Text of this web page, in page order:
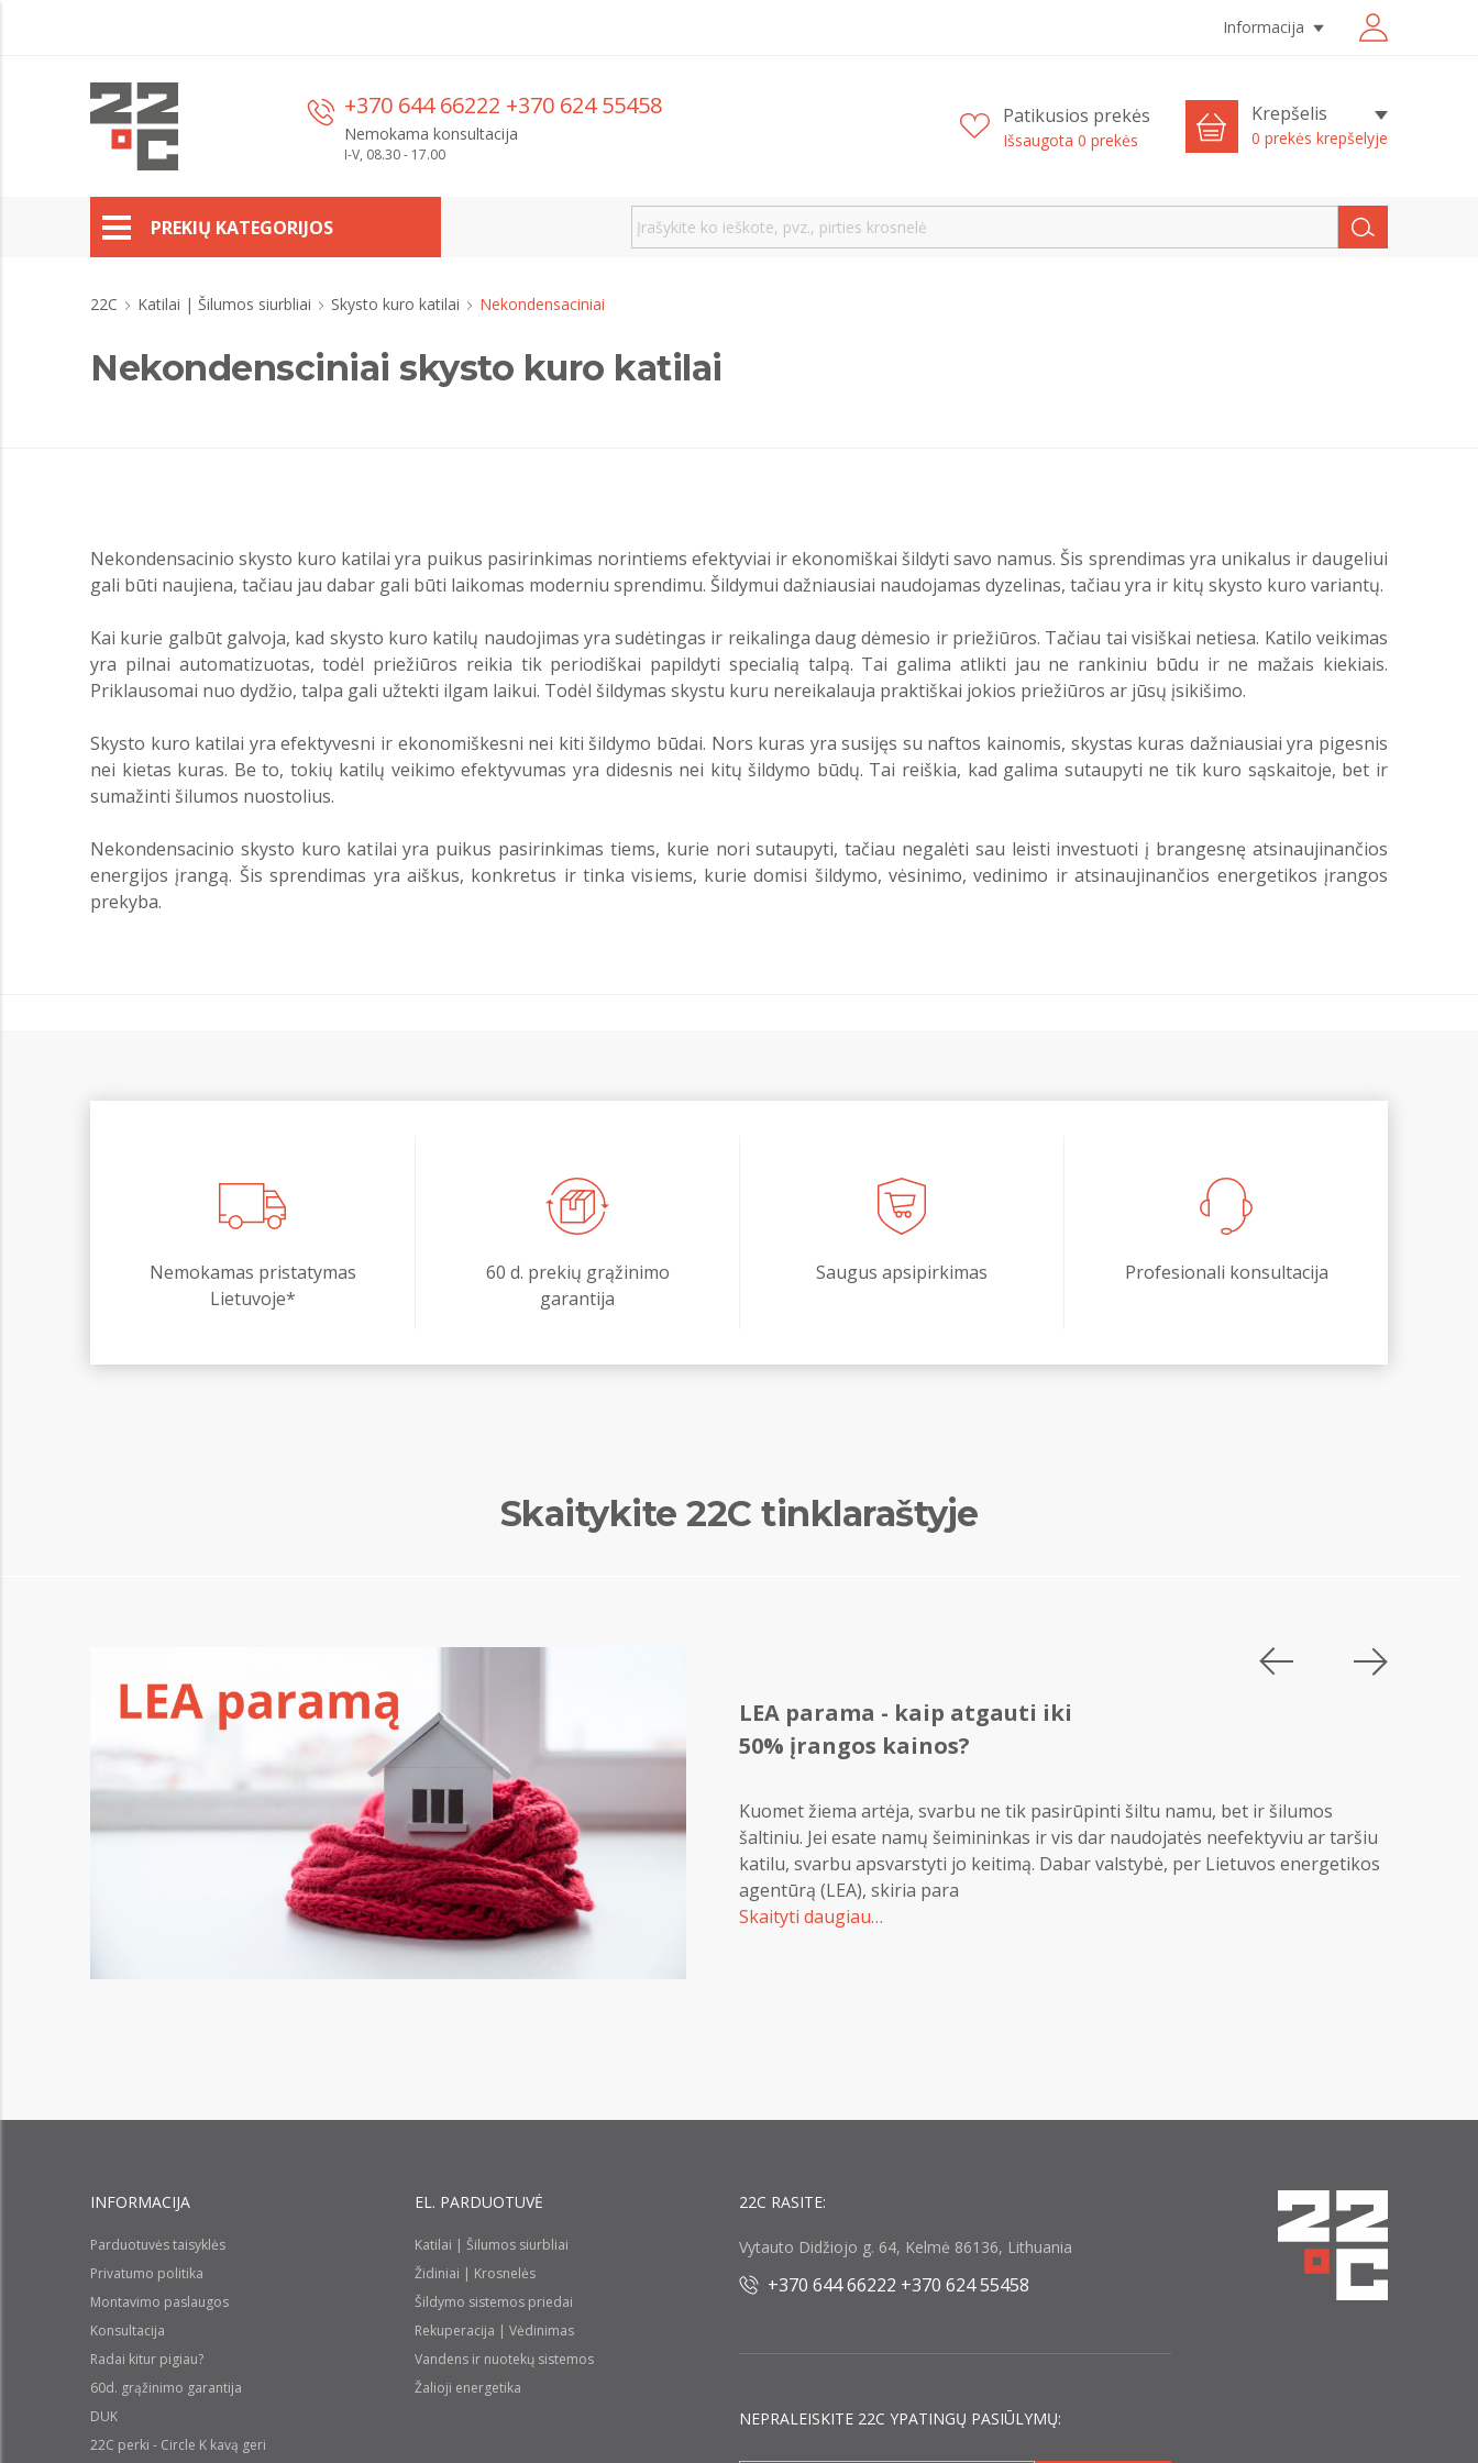
Informacija
+370 644 66222 +370 624 55458
Nemokama konsultacija
I-V, 08.30 - 17.00
Patikusios prekės
Išsaugota 0 prekės
Krepšelis
0 prekės krepšelyje
PREKIŲ KATEGORIJOS
22C Katilai | Šilumos siurbliai Skysto kuro katilai Nekondensaciniai
Nekondensciniai skysto kuro katilai
Nekondensacinio skysto kuro katilai yra puikus pasirinkimas norintiems efektyviai ir ekonomiškai šildyti savo namus. Šis sprendimas yra unikalus ir daugeliui
gali būti naujiena, tačiau jau dabar gali būti laikomas moderniu sprendimu. Šildymui dažniausiai naudojamas dyzelinas, tačiau yra ir kitų skysto kuro variantų.
Kai kurie galbūt galvoja, kad skysto kuro katilų naudojimas yra sudėtingas ir reikalinga daug dėmesio ir priežiūros. Tačiau tai visiškai netiesa. Katilo veikimas
yra pilnai automatizuotas, todėl priežiūros reikia tik periodiškai papildyti specialią talpą. Tai galima atlikti jau ne rankiniu būdu ir ne mažais kiekiais.
Priklausomai nuo dydžio, talpa gali užtekti ilgam laikui. Todėl šildymas skystu kuru nereikalauja praktiškai jokios priežiūros ar jūsų įsikišimo.
Skysto kuro katilai yra efektyvesni ir ekonomiškesni nei kiti šildymo būdai. Nors kuras yra susijęs su naftos kainomis, skystas kuras dažniausiai yra pigesnis
nei kietas kuras. Be to, tokių katilų veikimo efektyvumas yra didesnis nei kitų šildymo būdų. Tai reiškia, kad galima sutaupyti ne tik kuro sąskaitoje, bet ir
sumažinti šilumos nuostolius.
Nekondensacinio skysto kuro katilai yra puikus pasirinkimas tiems, kurie nori sutaupyti, tačiau negalėti sau leisti investuoti į brangesnę atsinaujinančios
energijos įrangą. Šis sprendimas yra aiškus, konkretus ir tinka visiems, kurie domisi šildymo, vėsinimo, vedinimo ir atsinaujinančios energetikos įrangos
prekyba.
Nemokamas pristatymas
Lietuvoje*
60 d. prekių grąžinimo
garantija
Saugus apsipirkimas Profesionali konsultacija
Skaitykite 22C tinklaraštyje
LEA parama - kaip atgauti iki
50% įrangos kainos?
Kuomet žiema artėja, svarbu ne tik pasirūpinti šiltu namu, bet ir šilumos
šaltiniu. Jei esate namų šeimininkas ir vis dar naudojatės neefektyviu ar taršiu
katilu, svarbu apsvarstyti jo keitimą. Dabar valstybė, per Lietuvos energetikos
agentūrą (LEA), skiria para
Skaityti daugiau…
INFORMACIJA
Parduotuvės taisyklės
Privatumo politika
Montavimo paslaugos
Konsultacija
Radai kitur pigiau?
60d. grąžinimo garantija
DUK
22C perki - Circle K kavą geri
EL. PARDUOTUVĖ
Katilai | Šilumos siurbliai
Židiniai | Krosnelės
Šildymo sistemos priedai
Rekuperacija | Vėdinimas
Vandens ir nuotekų sistemos
Žalioji energetika
22C RASITE:
Vytauto Didžiojo g. 64, Kelmė 86136, Lithuania
+370 644 66222 +370 624 55458
NEPRALEISKITE 22С YPATINGŲ PASIŪLYMŲ: